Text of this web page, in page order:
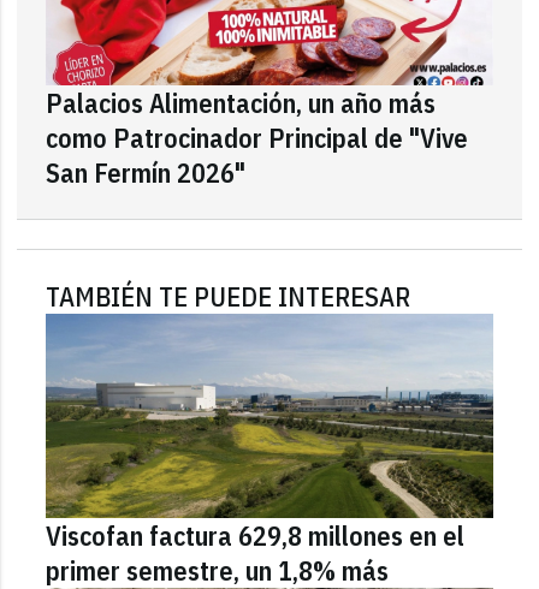
Palacios Alimentación, un año más
como Patrocinador Principal de "Vive
San Fermín 2026"
TAMBIÉN TE PUEDE INTERESAR
Viscofan factura 629,8 millones en el
primer semestre, un 1,8% más